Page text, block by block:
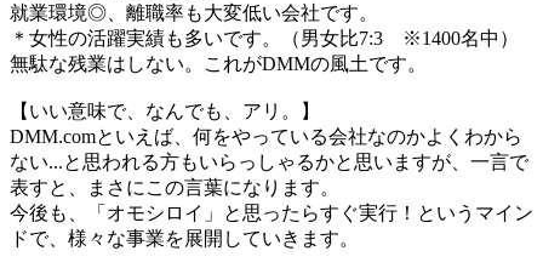
就業環境◎、離職率も大変低い会社です。
＊女性の活躍実績も多いです。（男女比7:3 ※1400名中）
無駄な残業はしない。これがDMMの風土です。
【いい意味で、なんでも、アリ。】
DMM.comといえば、何をやっている会社なのかよくわから
ない...と思われる方もいらっしゃるかと思いますが、一言で
表すと、まさにこの言葉になります。
今後も、「オモシロイ」と思ったらすぐ実行！というマイン
ドで、様々な事業を展開していきます。